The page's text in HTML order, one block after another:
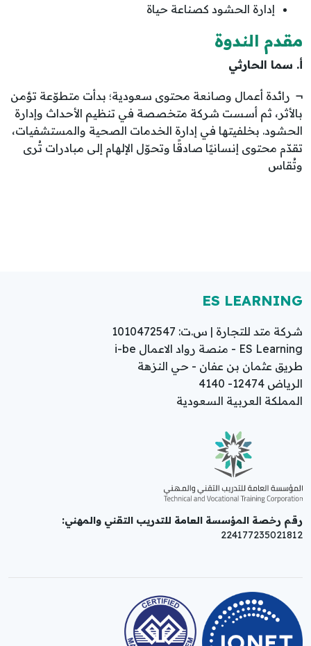
إدارة الحشود كصناعة حياة
مقدم الندوة
أ. سما الحارثي
¬ رائدة أعمال وصانعة محتوى سعودية؛ بدأت متطوّعة تؤمن
بالأثر، ثم أسست شركة متخصصة في تنظيم الأحداث وإدارة
الحشود. بخلفيتها في إدارة الخدمات الصحية والمستشفيات،
تقدّم محتوى إنسانيًا صادقًا وتحوّل الإلهام إلى مبادرات تُرى
وتُقاس
ES LEARNING
شركة متد للتجارة | س.ت: 1010472547
ES Learning - منصة رواد الاعمال i-be
طريق عثمان بن عفان - حي النزهة
الرياض 12474- 4140
المملكة العربية السعودية
رقم رخصة المؤسسة العامة للتدريب التقني والمهني:
224177235021812